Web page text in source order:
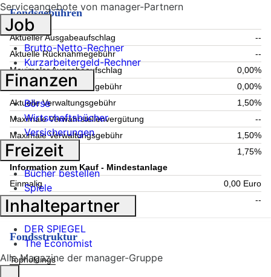
Fondsgebühren
Aktueller Ausgabeaufschlag
--
Aktuelle Rücknahmegebühr
--
Maximaler Ausgabeaufschlag
0,00%
Maximale Rücknahmegebühr
0,00%
Aktuelle Verwaltungsgebühr
1,50%
Maximale Verwahrstellenvergütung
--
Maximale Verwaltungsgebühr
1,50%
Laufende Kosten
1,75%
Information zum Kauf - Mindestanlage
Einmalig
0,00 Euro
Folgende
--
Fondsstruktur
Topholdings
Serviceangebote von manager-Partnern
Job
Brutto-Netto-Rechner
Kurzarbeitergeld-Rechner
Finanzen
Börse
Wirtschaftsbücher
Versicherungen
Freizeit
Bücher bestellen
Spiele
Inhaltepartner
DER SPIEGEL
The Economist
Alle Magazine der manager-Gruppe